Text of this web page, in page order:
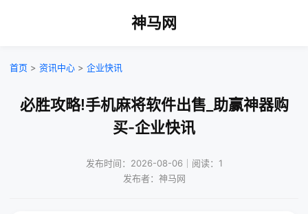
神马网
首页 > 资讯中心 > 企业快讯
必胜攻略!手机麻将软件出售_助赢神器购
买-企业快讯
发布时间：2026-08-06｜阅读：1
发布者：神马网